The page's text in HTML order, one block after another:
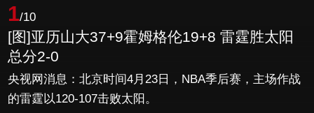
1/10
[图]亚历山大37+9霍姆格伦19+8 雷霆胜太阳
总分2-0
央视网消息：北京时间4月23日，NBA季后赛，主场作战
的雷霆以120-107击败太阳。